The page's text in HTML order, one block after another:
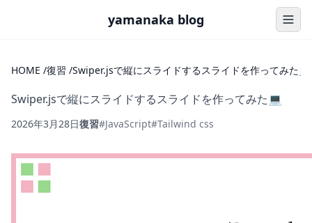
yamanaka blog
HOME /復習 /Swiper.jsで縦にスライドするスライドを作ってみた💻
Swiper.jsで縦にスライドするスライドを作ってみた💻
2026年3月28日復習#JavaScript#Tailwind css